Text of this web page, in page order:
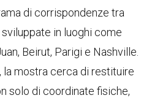
di corrispondenze tra
in luoghi come
Beirut, Parigi e Nashville.
la mostra cerca di restituire
solo di coordinate fisiche,